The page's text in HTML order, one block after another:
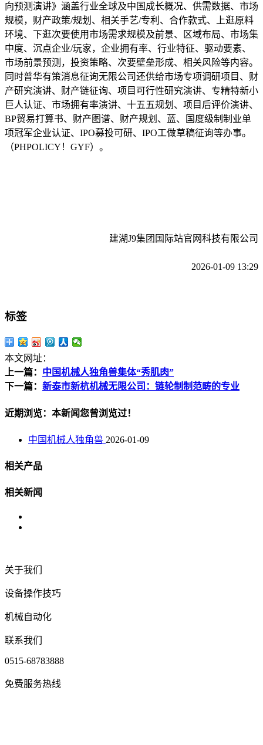
向预测演讲》涵盖行业全球及中国成长概况、供需数据、市场
规模，财产政策/规划、相关手艺/专利、合作款式、上逛原料
环境、下逛次要使用市场需求规模及前景、区域布局、市场集
中度、沉点企业/玩家，企业拥有率、行业特征、驱动要素、
市场前景预测，投资策略、次要壁垒形成、相关风险等内容。
同时普华有策消息征询无限公司还供给市场专项调研项目、财
产研究演讲、财产链征询、项目可行性研究演讲、专精特新小
巨人认证、市场拥有率演讲、十五五规划、项目后评价演讲、
BP贸易打算书、财产图谱、财产规划、蓝、国度级制制业单
项冠军企业认证、IPO募投可研、IPO工做草稿征询等办事。
（PHPOLICY！GYF）。
建湖J9集团国际站官网科技有限公司
2026-01-09 13:29
标签
本文网址：
上一篇： 中国机械人独角兽集体“秀肌肉”
下一篇： 新泰市新杭机械无限公司：链轮制制范畴的专业
近期浏览：本新闻您曾浏览过！
中国机械人独角兽 2026-01-09
相关产品
相关新闻
关于我们
设备操作技巧
机械自动化
联系我们
0515-68783888
免费服务热线